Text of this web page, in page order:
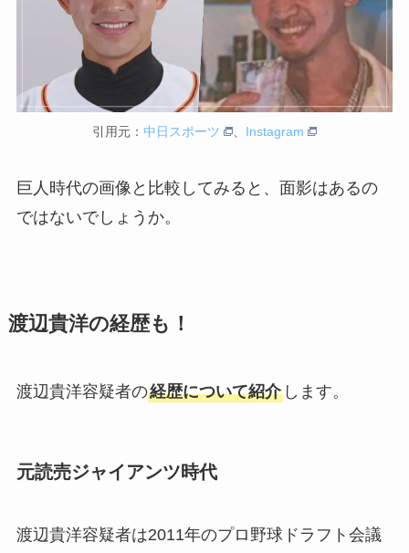
引用元： 中日スポーツ Instagram
巨人時代の画像と比較してみると、面影はあるの
ではないでしょうか。
渡辺貴洋の経歴も！
渡辺貴洋容疑者の経歴について紹介します。
元読売ジャイアンツ時代
渡辺貴洋容疑者は2011年のプロ野球ドラフト会議